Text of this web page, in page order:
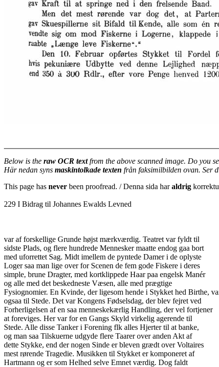
Below is the raw OCR textfrom the above scanned image. Do you
Här nedan syns maskintolkade texten från faksimilbilden ovan. Ser
This page has never been proofread. / Denna sida haraldrig
229 I Bidrag til Johannes Ewalds Levned
var af forskellige Grunde højst mærkværdig. Teatret var fyldt til
sidste Plads, og flere hundrede Mennesker maatte endog gaa bort
med uforrettet Sag. Midt imellem de pyntede Damer i de oplyste
Loger saa man lige over for Scenen de fem gode Fiskere i deres
simple, brune Dragter, med kortklippede Haar paa engelsk Manér
og alle med det beskedneste Væsen, alle med prægtige
Fysiognomier. En Kvinde, der ligesom hende i Stykket hed Birthe,
ogsaa til Stede. Det var Kongens Fødselsdag, der blev fejret ved
Forherligelsen af en saa menneskekærlig Handling, der vel fortjener
at foreviges. Her var for en Gangs Skyld virkelig agerende til
Stede. Alle disse Tanker i Forening flk alles Hjerter til at banke,
og man saa Tilskuerne udgyde flere Taarer over anden Akt af
dette Stykke, end der nogen Sinde er bleven grædt over Voltaires
mest rørende Tragedie. Musikken til Stykket er komponeret af
Hartmann og er som Helhed selve Emnet værdig. Dog faldt